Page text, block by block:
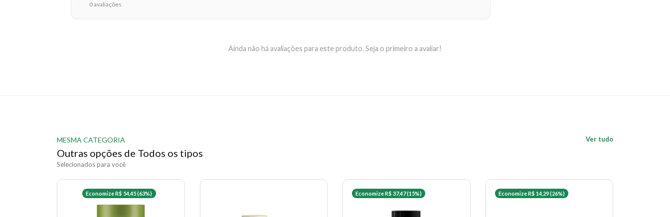
0 avaliações
Ainda não há avaliações para este produto. Seja o primeiro a avaliar!
MESMA CATEGORIA
Outras opções de Todos os tipos
Selecionados para você
Ver tudo
Economize R$ 54,45 (63%) Economize R$ 37,47 (15%) Economize R$ 14,29 (26%)